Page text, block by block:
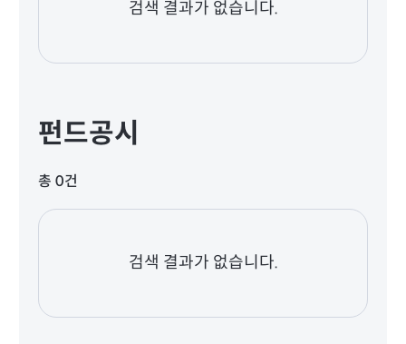
검색 결과가 없습니다.
펀드공시
총 0건
검색 결과가 없습니다.